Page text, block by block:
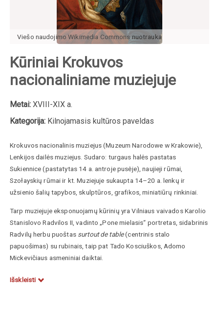
Viešo naudojimo Wikimedia Commonsnuotrauka
Kūriniai Krokuvos
nacionaliniame muziejuje
Metai: XVIII-XIX a.
Kategorija: Kilnojamasis kultūros paveldas
Krokuvos nacionalinis muziejus (Muzeum Narodowe w Krakowie),
Lenkijos dailės muziejus. Sudaro: turgaus halės pastatas
Sukiennice (pastatytas 14 a. antroje pusėje), naujieji rūmai,
Szołayskių rūmai ir kt. Muziejuje sukaupta 14–20 a. lenkų ir
užsienio šalių tapybos, skulptūros, grafikos, miniatiūrų rinkiniai.
Tarp muziejuje eksponuojamų kūrinių yra Vilniaus vaivados Karolio
Stanislovo Radvilos II, vadinto „Pone mielasis“ portretas, sidabrinis
Radvilų herbu puoštas surtout de table(centrinis stalo
papuošimas) su rubinais, taip pat Tado Kosciuškos, Adomo
Mickevičiaus asmeniniai daiktai.
Išskleisti